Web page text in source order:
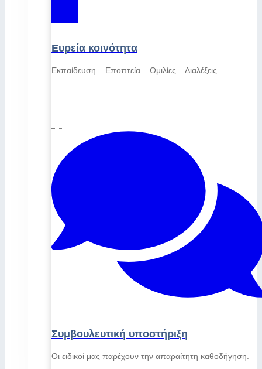
Ευρεία κοινότητα
Εκπαίδευση – Εποπτεία – Ομιλίες – Διαλέξεις.
Συμβουλευτική υποστήριξη
Οι ειδικοί μας παρέχουν την απαραίτητη καθοδήγηση.